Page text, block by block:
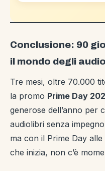
Conclusione: 90
il mondo degli
Tre mesi, oltre 70.000
la promo Prime Day
generose dell’anno per
audiolibri senza
ma con il Prime Day
che inizia, non c’è